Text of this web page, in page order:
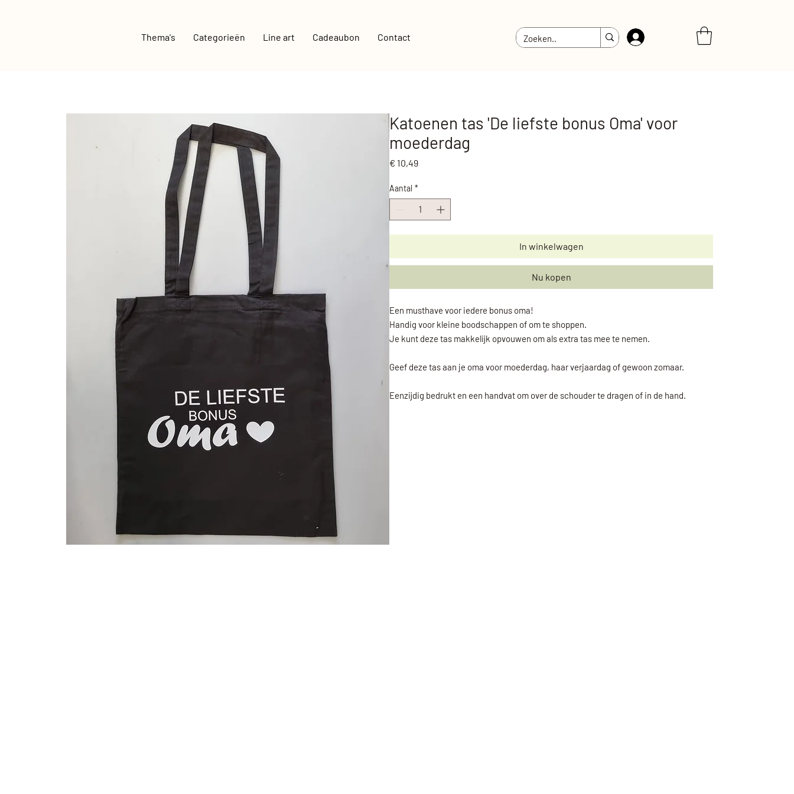
Thema's Categorieën Line art Cadeaubon Contact Inloggen
Katoenen tas 'De liefste bonus Oma' voor
moederdag
€ 10,49Prijs
Aantal *
In winkelwagen
Nu kopen
Een musthave voor iedere bonus oma!
Handig voor kleine boodschappen of om te shoppen.
Je kunt deze tas makkelijk opvouwen om als extra tas mee te nemen.
Geef deze tas aan je oma voor moederdag, haar verjaardag of gewoon zomaar.
Eenzijdig bedrukt en een handvat om over de schouder te dragen of in de hand.